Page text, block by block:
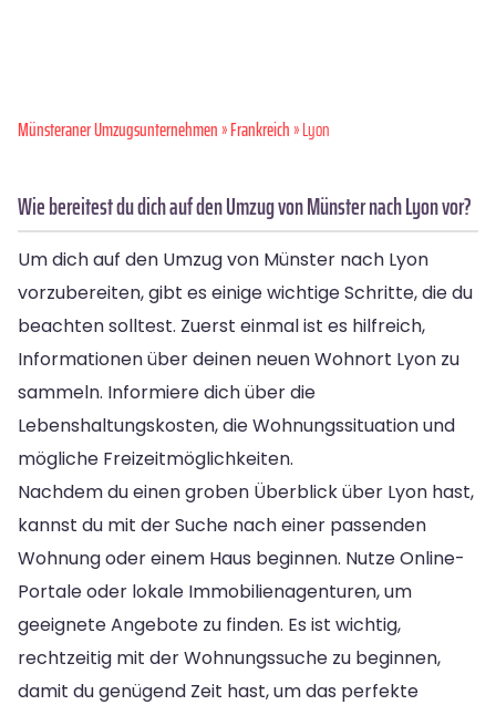
Münsteraner Umzugsunternehmen»Frankreich» Lyon
Wie bereitest du dich auf den Umzug von Münster nach Lyon vor?
Um dich auf den Umzug von Münster nach Lyon
vorzubereiten, gibt es einige wichtige Schritte, die du
beachten solltest. Zuerst einmal ist es hilfreich,
Informationen über deinen neuen Wohnort Lyon zu
sammeln. Informiere dich über die
Lebenshaltungskosten, die Wohnungssituation und
mögliche Freizeitmöglichkeiten.
Nachdem du einen groben Überblick über Lyon hast,
kannst du mit der Suche nach einer passenden
Wohnung oder einem Haus beginnen. Nutze Online-
Portale oder lokale Immobilienagenturen, um
geeignete Angebote zu finden. Es ist wichtig,
rechtzeitig mit der Wohnungssuche zu beginnen,
damit du genügend Zeit hast, um das perfekte